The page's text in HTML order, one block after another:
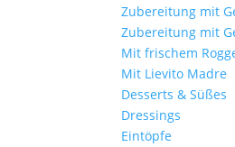
Zubereitung mit
Zubereitung mit
Mit frischem
Mit Lievito Madre
Desserts & Süßes
Dressings
Eintöpfe